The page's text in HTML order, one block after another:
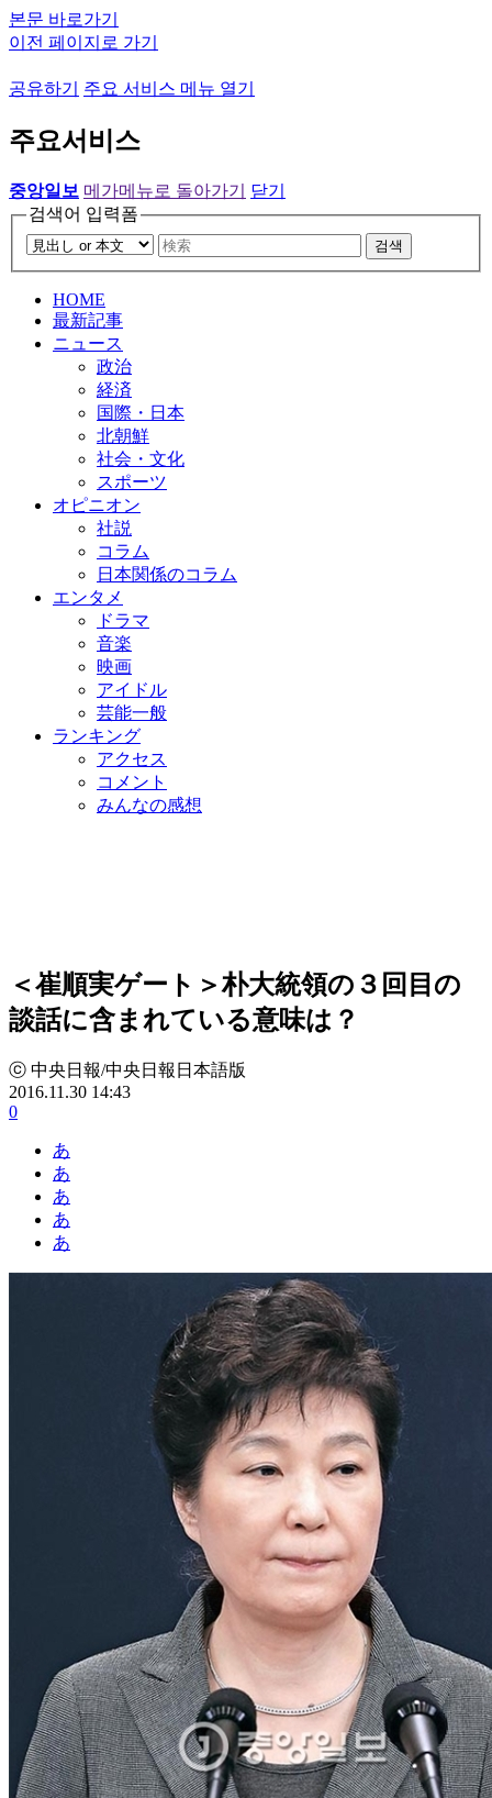
본문 바로가기
이전 페이지로 가기
공유하기 주요 서비스 메뉴 열기
주요서비스
중앙일보 메가메뉴로 돌아가기
닫기
검색어 입력폼
검색
HOME
最新記事
ニュース
政治
経済
国際・日本
北朝鮮
社会・文化
スポーツ
オピニオン
社説
コラム
日本関係のコラム
エンタメ
ドラマ
音楽
映画
アイドル
芸能一般
ランキング
アクセス
コメント
みんなの感想
＜崔順実ゲート＞朴大統領の３回目の
談話に含まれている意味は？
ⓒ 中央日報/中央日報日本語版
2016.11.30 14:43
0
あ
あ
あ
あ
あ